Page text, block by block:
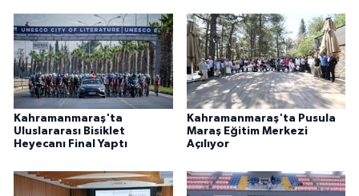
Kahramanmaraş'ta
Uluslararası Bisiklet
Heyecanı Final Yaptı
Kahramanmaraş'ta Pusula
Maraş Eğitim Merkezi
Açılıyor